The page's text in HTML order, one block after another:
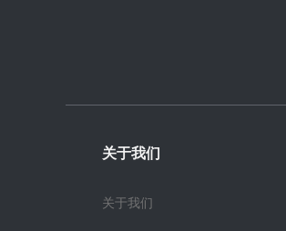
关于我们
关于我们